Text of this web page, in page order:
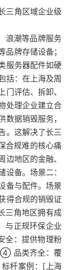
三角区域企业级
浪潮等品牌服务
牌存储设备；
服务器配件如硬
括：在上海及周
评估、拆卸、
处理企业建立合
据销毁服务，
。这解决了长三
合规难的核心痛
地区的金融、
备。场景二：
备与配件。场景
得合规的销毁证
三角地区拥有成
与正规环保企业
全：提供物理粉
④ 品类齐全：覆
杆案例：[上海